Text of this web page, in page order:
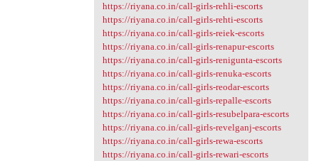
https://riyana.co.in/call-girls-rehli-escorts
https://riyana.co.in/call-girls-rehti-escorts
https://riyana.co.in/call-girls-reiek-escorts
https://riyana.co.in/call-girls-renapur-escorts
https://riyana.co.in/call-girls-renigunta-escorts
https://riyana.co.in/call-girls-renuka-escorts
https://riyana.co.in/call-girls-reodar-escorts
https://riyana.co.in/call-girls-repalle-escorts
https://riyana.co.in/call-girls-resubelpara-escorts
https://riyana.co.in/call-girls-revelganj-escorts
https://riyana.co.in/call-girls-rewa-escorts
https://riyana.co.in/call-girls-rewari-escorts